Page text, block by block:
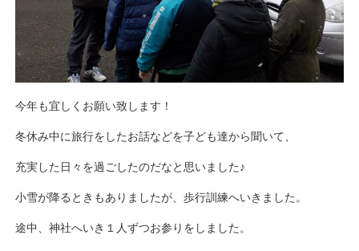
今年も宜しくお願い致します！
冬休み中に旅行をしたお話などを子ども達から聞いて、
充実した日々を過ごしたのだなと思いました♪
小雪が降るときもありましたが、歩行訓練へいきました。
途中、神社へいき１人ずつお参りをしました。